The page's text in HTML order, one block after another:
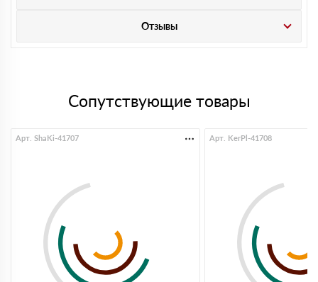
Отзывы
Сопутствующие товары
Арт. ShaKi-41707 Арт. KerPl-41708